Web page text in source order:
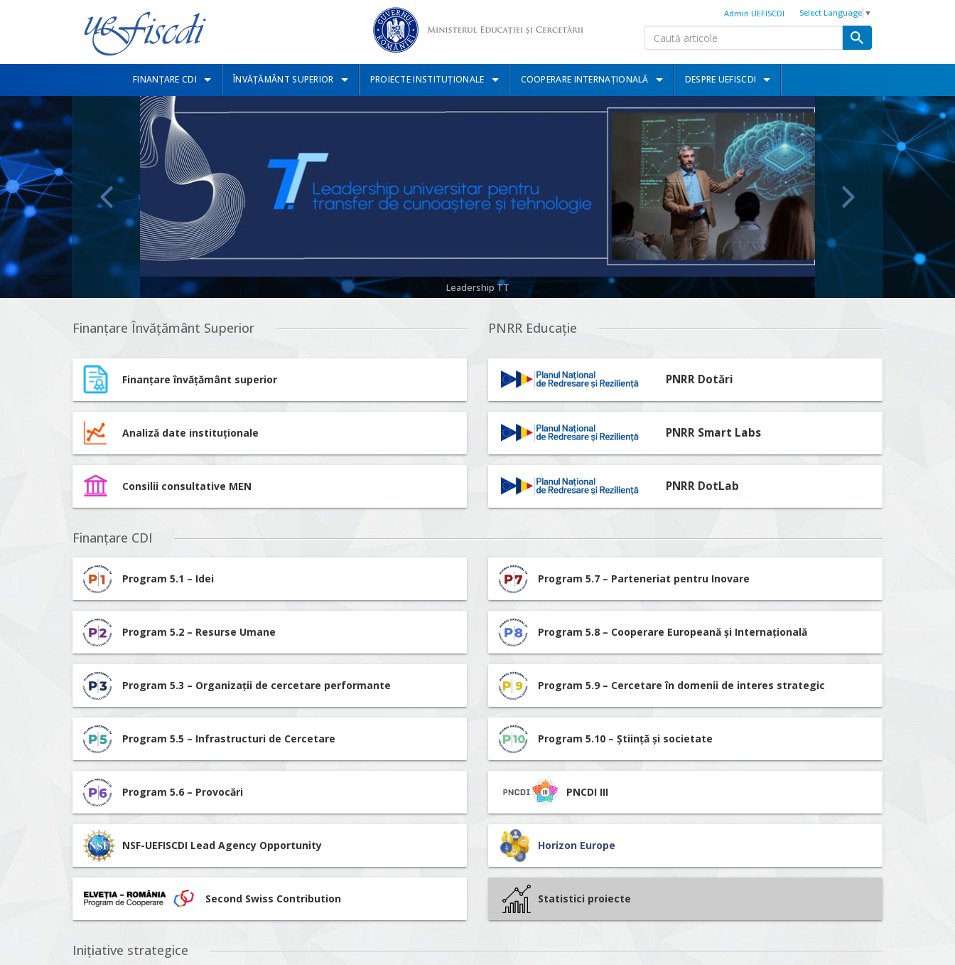
Select Language ▼
Admin UEFISCDI
FINANȚARE CDI ÎNVĂȚĂMÂNT SUPERIOR PROIECTE INSTITUȚIONALE COOPERARE INTERNAȚIONALĂ DESPRE UEFISCDI
Leadership TT
Finanțare Învățământ Superior
Finanțare învățământ superior
Analiză date instituționale
Consilii consultative MEN
PNRR Educație
PNRR Dotări
PNRR Smart Labs
PNRR DotLab
Finanțare CDI
Program 5.1 – Idei
Program 5.2 – Resurse Umane
Program 5.3 – Organizații de cercetare performante
Program 5.5 – Infrastructuri de Cercetare
Program 5.6 – Provocări
Program 5.7 – Parteneriat pentru Inovare
Program 5.8 – Cooperare Europeană și Internațională
Program 5.9 – Cercetare în domenii de interes strategic
Program 5.10 – Știință și societate
PNCDI III
NSF-UEFISCDI Lead Agency Opportunity Horizon Europe
Second Swiss Contribution Statistici proiecte
Inițiative strategice